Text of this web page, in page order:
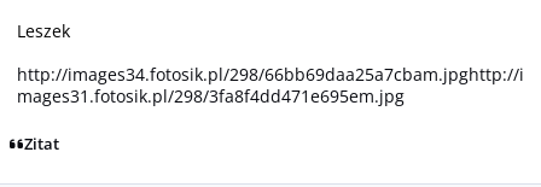
Leszek
http://images34.fotosik.pl/298/66bb69daa25a7cbam.jpghttp://i
mages31.fotosik.pl/298/3fa8f4dd471e695em.jpg
Zitat